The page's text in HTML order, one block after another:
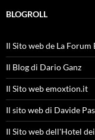
BLOGROLL
Il Sito web de La
Il Blog di Dario Ganz
Il Sito web emoxtion.it
Il sito web di Davide
Il Sito web dell'Hotel